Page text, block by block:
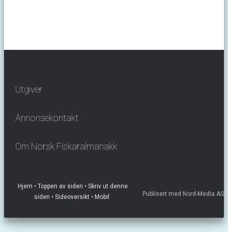
Utgiver
Annonsekontakt
Om Norsk Fiskaralmanakk
Publisert med Nord-Media AS
Hjem • Toppen av siden • Skriv ut denne
siden • Sideoversikt • Mobil